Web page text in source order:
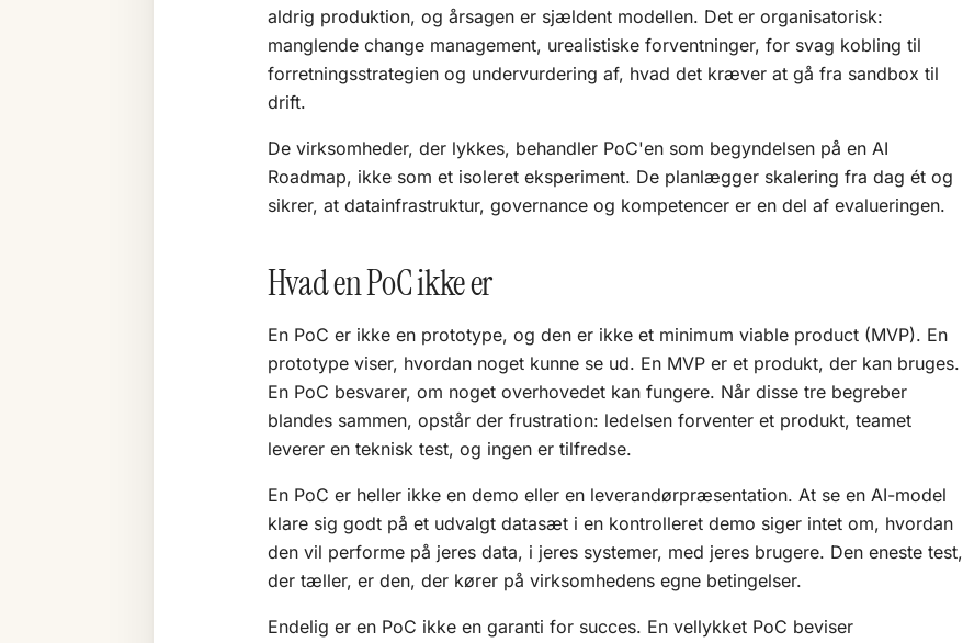
aldrig produktion, og årsagen er sjældent modellen. Det er organisatorisk:
manglende change management, urealistiske forventninger, for svag kobling til
forretningsstrategien og undervurdering af, hvad det kræver at gå fra sandbox til
drift.
De virksomheder, der lykkes, behandler PoC'en som begyndelsen på en AI
Roadmap, ikke som et isoleret eksperiment. De planlægger skalering fra dag ét og
sikrer, at datainfrastruktur, governance og kompetencer er en del af evalueringen.
Hvad en PoC ikke er
En PoC er ikke en prototype, og den er ikke et minimum viable product (MVP). En
prototype viser, hvordan noget kunne se ud. En MVP er et produkt, der kan bruges.
En PoC besvarer, om noget overhovedet kan fungere. Når disse tre begreber
blandes sammen, opstår der frustration: ledelsen forventer et produkt, teamet
leverer en teknisk test, og ingen er tilfredse.
En PoC er heller ikke en demo eller en leverandørpræsentation. At se en AI-model
klare sig godt på et udvalgt datasæt i en kontrolleret demo siger intet om, hvordan
den vil performe på jeres data, i jeres systemer, med jeres brugere. Den eneste test,
der tæller, er den, der kører på virksomhedens egne betingelser.
Endelig er en PoC ikke en garanti for succes. En vellykket PoC beviser